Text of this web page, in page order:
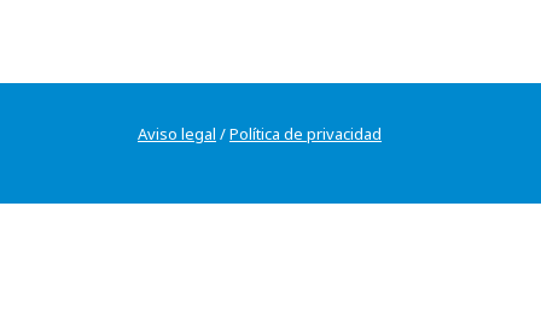
Aviso legal /Política de privacidad